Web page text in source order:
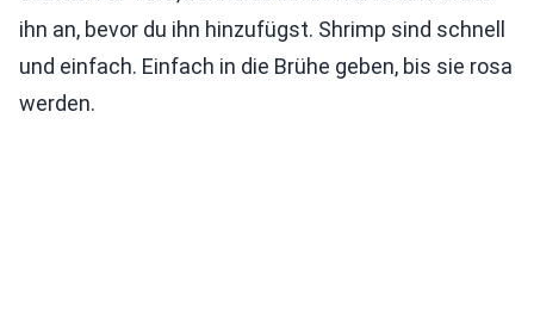
ihn an, bevor du ihn hinzufügst. Shrimp sind schnell
und einfach. Einfach in die Brühe geben, bis sie rosa
werden.